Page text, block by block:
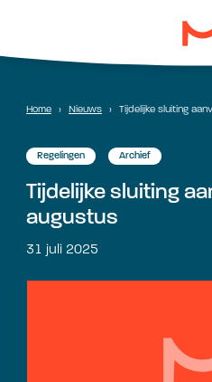
Home › Nieuws › Tijdelijke sluiting
Regelingen Archief
Tijdelijke sluiting
augustus
31 juli 2025